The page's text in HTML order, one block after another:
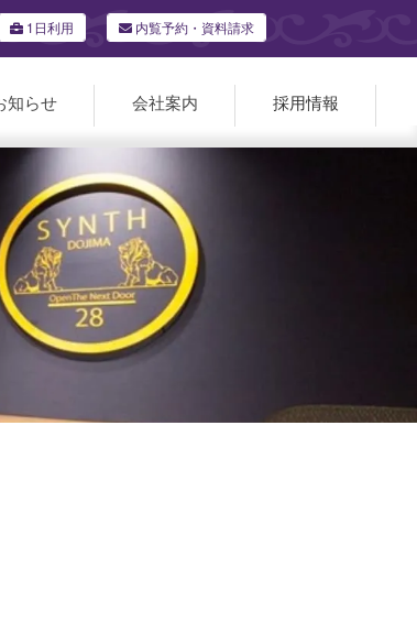
1日利用 内覧予約・資料請求
知らせ 会社案内 採用情報